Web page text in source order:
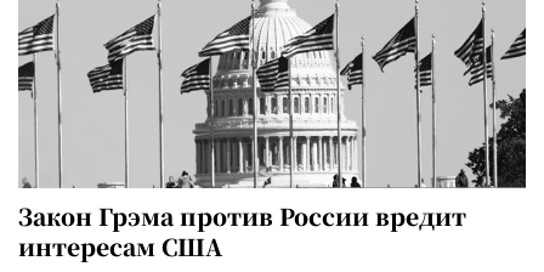
Закон Грэма против России вредит
интересам США